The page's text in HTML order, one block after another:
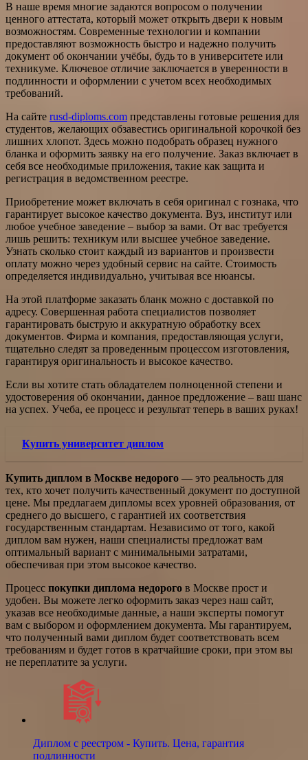
В наше время многие задаются вопросом о получении
ценного аттестата, который может открыть двери к новым
возможностям. Современные технологии и компании
предоставляют возможность быстро и надежно получить
документ об окончании учёбы, будь то в университете или
техникуме. Ключевое отличие заключается в уверенности в
подлинности и оформлении с учетом всех необходимых
требований.
На сайте rusd-diploms.com представлены готовые решения для
студентов, желающих обзавестись оригинальной корочкой без
лишних хлопот. Здесь можно подобрать образец нужного
бланка и оформить заявку на его получение. Заказ включает в
себя все необходимые приложения, такие как защита и
регистрация в ведомственном реестре.
Приобретение может включать в себя оригинал с гознака, что
гарантирует высокое качество документа. Вуз, институт или
любое учебное заведение – выбор за вами. От вас требуется
лишь решить: техникум или высшее учебное заведение.
Узнать сколько стоит каждый из вариантов и произвести
оплату можно через удобный сервис на сайте. Стоимость
определяется индивидуально, учитывая все нюансы.
На этой платформе заказать бланк можно с доставкой по
адресу. Совершенная работа специалистов позволяет
гарантировать быструю и аккуратную обработку всех
документов. Фирма и компания, предоставляющая услуги,
тщательно следят за проведенным процессом изготовления,
гарантируя оригинальность и высокое качество.
Если вы хотите стать обладателем полноценной степени и
удостоверения об окончании, данное предложение – ваш шанс
на успех. Учеба, ее процесс и результат теперь в ваших руках!
Купить университет диплом
Купить диплом в Москве недорого — это реальность для
тех, кто хочет получить качественный документ по доступной
цене. Мы предлагаем дипломы всех уровней образования, от
среднего до высшего, с гарантией их соответствия
государственным стандартам. Независимо от того, какой
диплом вам нужен, наши специалисты предложат вам
оптимальный вариант с минимальными затратами,
обеспечивая при этом высокое качество.
Процесс покупки диплома недорого в Москве прост и
удобен. Вы можете легко оформить заказ через наш сайт,
указав все необходимые данные, а наши эксперты помогут
вам с выбором и оформлением документа. Мы гарантируем,
что полученный вами диплом будет соответствовать всем
требованиям и будет готов в кратчайшие сроки, при этом вы
не переплатите за услуги.
Диплом с реестром - Купить. Цена, гарантия
подлинности